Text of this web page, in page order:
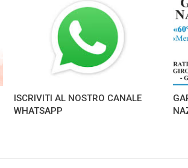
ISCRIVITI AL NOSTRO CANALE
WHATSAPP